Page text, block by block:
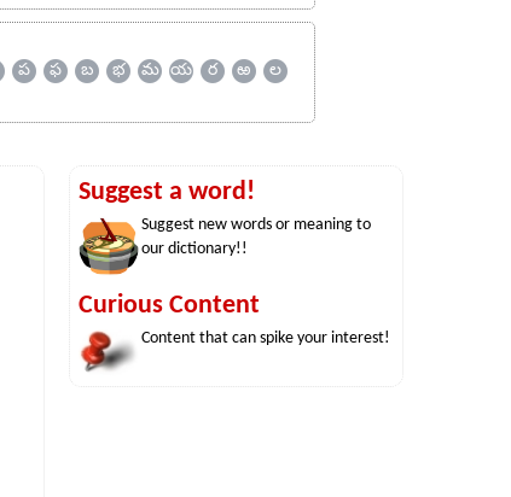
ప ఫ బ భ మ య ర ఱ
ల
Suggest a word!
Suggest new words or meaning to
our dictionary!!
Curious Content
Content that can spike your interest!